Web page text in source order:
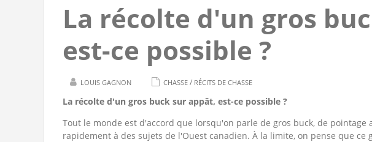
La récolte d'un gros
est-ce possible ?
LOUIS GAGNON CHASSE / RÉCITS DE CHASSE
La récolte d'un gros buck sur appât, est-ce possible ?
Tout le monde est d'accord que lorsqu'on parle de gros buck, de pointage
rapidement à des sujets de l'Ouest canadien. À la limite, on pense que ce